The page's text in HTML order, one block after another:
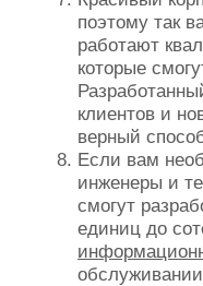
поэтому так
работают
которые
клиентов и
верный
Если вам
инженеры и
смогут
единиц до